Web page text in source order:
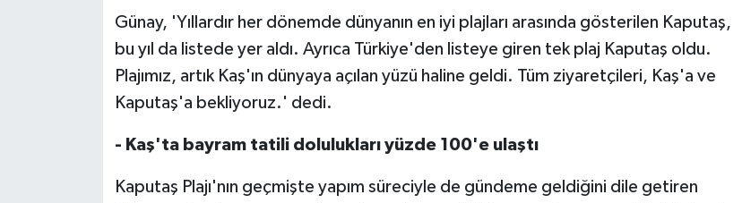
Günay, 'Yıllardır her dönemde dünyanın en iyi plajları arasında gösterilen Kaputaş,
bu yıl da listede yer aldı. Ayrıca Türkiye'den listeye giren tek plaj Kaputaş oldu.
Plajımız, artık Kaş'ın dünyaya açılan yüzü haline geldi. Tüm ziyaretçileri, Kaş'a ve
Kaputaş'a bekliyoruz.' dedi.
- Kaş'ta bayram tatili dolulukları yüzde 100'e ulaştı
Kaputaş Plajı'nın geçmişte yapım süreciyle de gündeme geldiğini dile getiren
TEKNOLOJİ